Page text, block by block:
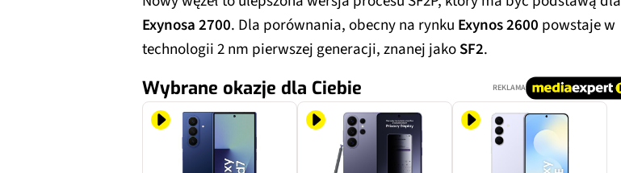
Exynosa 2700. Dla porównania, obecny na rynku Exynos 2600 powstaje w
technologii 2 nm pierwszej generacji, znanej jakoSF2.
Wybrane okazje dla Ciebie REKLAMA